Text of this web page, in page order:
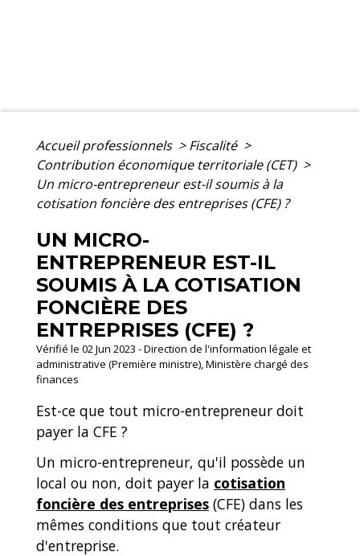
Accueil professionnels > Fiscalité >
Contribution économique territoriale (CET) >
Un micro-entrepreneur est-il soumis à la
cotisation foncière des entreprises (CFE) ?
UN MICRO-
ENTREPRENEUR EST-IL
SOUMIS À LA COTISATION
FONCIÈRE DES
ENTREPRISES (CFE) ?
Vérifié le 02 Jun 2023 - Direction de l'information légale et
administrative (Première ministre), Ministère chargé des
finances
Est-ce que tout micro-entrepreneur doit
payer la CFE ?
Un micro-entrepreneur, qu'il possède un
local ou non, doit payer la cotisation
foncière des entreprises (CFE) dans les
mêmes conditions que tout créateur
d'entreprise.